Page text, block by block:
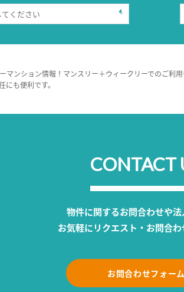
ンション情報！マンスリー＋ウィークリーでのご
も便利です。
CONTACT
物件に関するお問合わせや法
お気軽にリクエスト・お問合わ
お問合わせフォーム